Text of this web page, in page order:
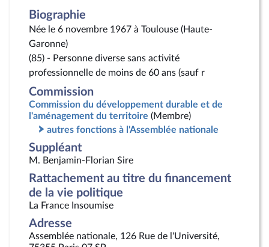
Biographie
Née le 6 novembre 1967 à Toulouse (Haute-
Garonne)
(85) - Personne diverse sans activité
professionnelle de moins de 60 ans (sauf r
Commission
Commission du développement durable et de
l'aménagement du territoire (Membre)
autres fonctions à l'Assemblée nationale
Suppléant
M. Benjamin-Florian Sire
Rattachement au titre du financement
de la vie politique
La France Insoumise
Adresse
Assemblée nationale, 126 Rue de l'Université,